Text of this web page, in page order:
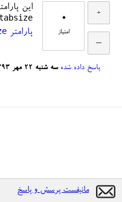
0
امتیاز
این
پارامتر
پاسخ داده شده سه شنبه ۲۲ مهر ۱۳۹۳
مانیفست پرسش و پاسخ